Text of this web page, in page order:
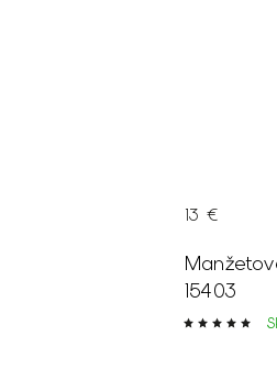
15403
13 €